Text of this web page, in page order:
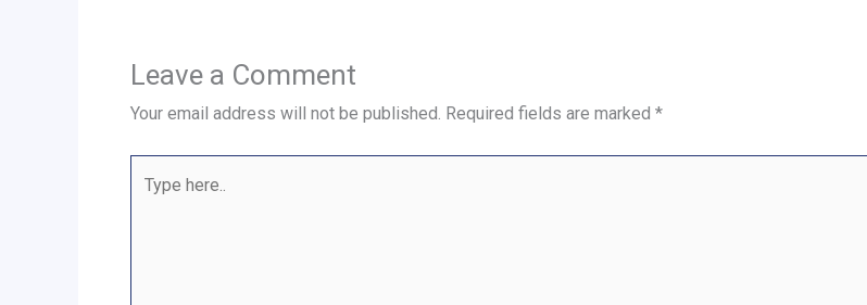
Leave a Comment
Your email address will not be published. Required fields are marked *
here..